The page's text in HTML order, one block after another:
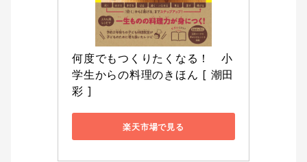
何度でもつくりたくなる！　小
学生からの料理のきほん [ 潮田
彩 ]
楽天市場で見る